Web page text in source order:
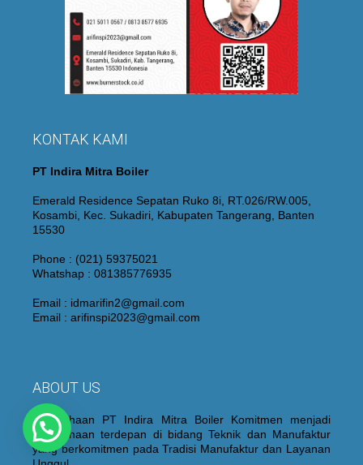
KONTAK KAMI
PT Indira Mitra Boiler
Emerald Residence Sepatan Ruko 8i, RT.026/RW.005,
Kosambi, Kec. Sukadiri, Kabupaten Tangerang, Banten
15530
Phone : (021) 59375021
Whatshap : 081385776935
Email : idmarifin2@gmail.com
Email : arifinspi2023@gmail.com
ABOUT US
Perusahaan PT Indira Mitra Boiler Komitmen menjadi
Perusahaan terdepan di bidang Teknik dan Manufaktur
yang berkomitmen pada Tradisi Manufaktur dan Layanan